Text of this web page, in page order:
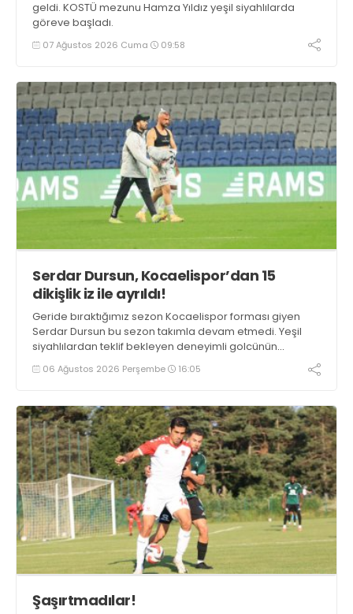
geldi. KOSTÜ mezunu Hamza Yıldız yeşil siyahlılarda
göreve başladı.
07 Ağustos 2026 Cuma 09:58
Serdar Dursun, Kocaelispor’dan 15
dikişlik iz ile ayrıldı!
Geride bıraktığımız sezon Kocaelispor forması giyen
Serdar Dursun bu sezon takımla devam etmedi. Yeşil
siyahlılardan teklif bekleyen deneyimli golcünün
Gaziantep FK ile söz kesecek.
06 Ağustos 2026 Perşembe 16:05
Şaşırtmadılar!